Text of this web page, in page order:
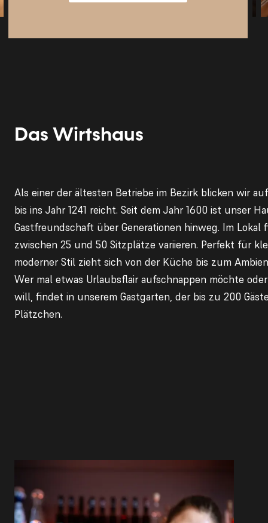
Das Wirtshaus
Als einer der ältesten Betriebe im Bezirk blicken wir
bis ins Jahr 1241 reicht. Seit dem Jahr 1600 ist unser
Gastfreundschaft über Generationen hinweg. Im Lokal
zwischen 25 und 50 Sitzplätze variieren. Perfekt für
moderner Stil zieht sich von der Küche bis zum
Wer mal etwas Urlaubsflair aufschnappen möchte
will, findet in unserem Gastgarten, der bis zu 200
Plätzchen.